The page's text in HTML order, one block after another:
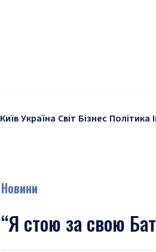
КиївУкраїна Світ Бізнес Політика
Новини
“Я стою за свою